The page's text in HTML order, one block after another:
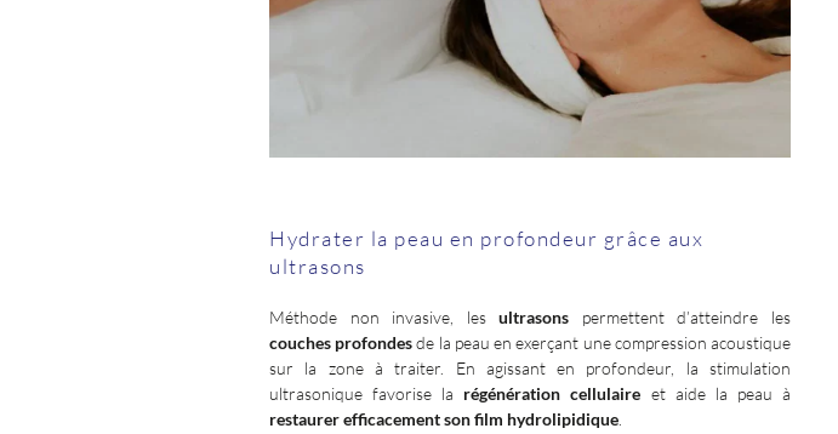
Hydrater la peau en profondeur grâce aux
ultrasons
Méthode non invasive, lesultrasons permettent d’atteindre les
couches profondesde la peau en exerçant une compression acoustique
sur la zone à traiter. En agissant en profondeur, la stimulation
ultrasonique favorise la régénération cellulaire et aide la peau à
restaurer efficacement son film hydrolipidique